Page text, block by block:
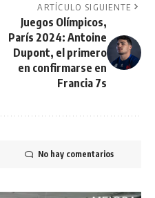
ARTÍCULO SIGUIENTE
Juegos Olímpicos,
París 2024: Antoine
Dupont, el primero
en confirmarse en
Francia 7s
No hay comentarios